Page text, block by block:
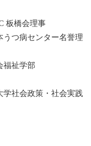
板橋会理事
うつ病センター名誉理
福祉学部
学社会政策・社会実践